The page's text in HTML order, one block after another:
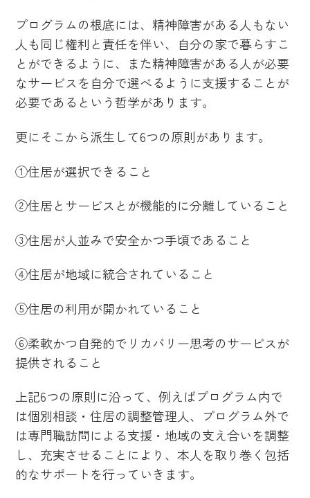
プログラムの根底には、精神障害がある人もない
人も同じ権利と責任を伴い、自分の家で暮らすこ
とができるように、また精神障害がある人が必要
なサービスを自分で選べるように支援することが
必要であるという哲学があります。
更にそこから派生して6つの原則があります。
①住居が選択できること
②住居とサービスとが機能的に分離していること
③住居が人並みで安全かつ手頃であること
④住居が地域に統合されていること
⑤住居の利用が開かれていること
⑥柔軟かつ自発的でリカバリー思考のサービスが
提供されること
上記6つの原則に沿って、例えばプログラム内で
は個別相談・住居の調整管理人、プログラム外で
は専門職訪問による支援・地域の支え合いを調整
し、充実させることにより、本人を取り巻く包括
的なサポートを行っていきます。